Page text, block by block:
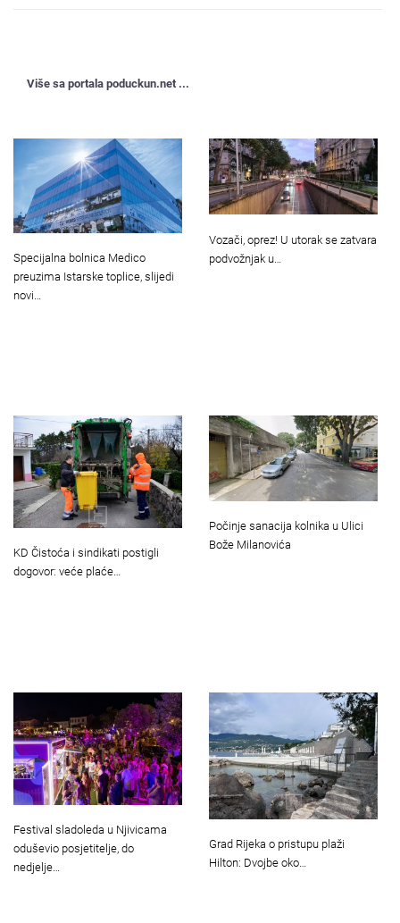
Više sa portala poduckun.net ...
Specijalna bolnica Medico
preuzima Istarske toplice, slijedi
novi…
Vozači, oprez! U utorak se zatvara
podvožnjak u…
KD Čistoća i sindikati postigli
dogovor: veće plaće…
Počinje sanacija kolnika u Ulici
Bože Milanovića
Festival sladoleda u Njivicama
oduševio posjetitelje, do
nedjelje…
Grad Rijeka o pristupu plaži
Hilton: Dvojbe oko…